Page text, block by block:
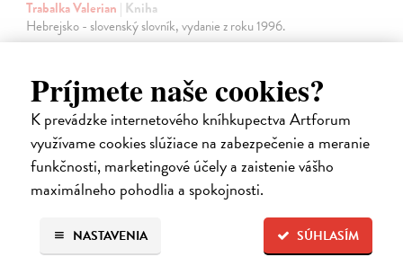
Príjmete naše cookies?
K prevádzke internetového kníhkupectva Artforum
využívame cookies slúžiace na zabezpečenie a meranie
funkčnosti, marketingové účely a zaistenie vášho
maximálneho pohodlia a spokojnosti.
SÚHLASÍM
NASTAVENIA
Trabalka Valerian | Kniha
Hebrejsko - slovenský slovník, vydanie z roku 1996.
Na sklade
30,94 €
31,90 € ?